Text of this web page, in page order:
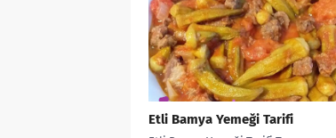
Etli Bamya Yemeği Tarifi